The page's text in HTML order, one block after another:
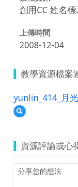
創用CC 姓名
上傳時間
2008-12-04
教學資源檔案
yunlin_414_月
預
覽
光
餅
教
學
資源評論或心